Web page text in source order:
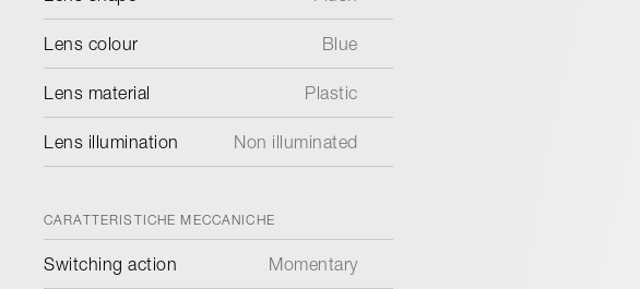
Lens colour Blue
Lens material Plastic
Lens illumination Non illuminated
CARATTERISTICHE MECCANICHE
Switching action Momentary